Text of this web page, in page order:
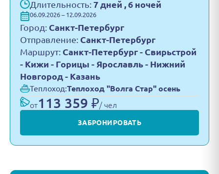
Длительность: 7 дней , 6 ночей
06.09.2026 – 12.09.2026
Город: Санкт-Петербург
Отправление: Санкт-Петербург
Маршрут: Санкт-Петербург - Свирьстрой
- Кижи - Горицы - Ярославль - Нижний
Новгород - Казань
Теплоход:Теплоход "Волга Стар" осень
от113 359 ₽/ чел
ЗАБРОНИРОВАТЬ